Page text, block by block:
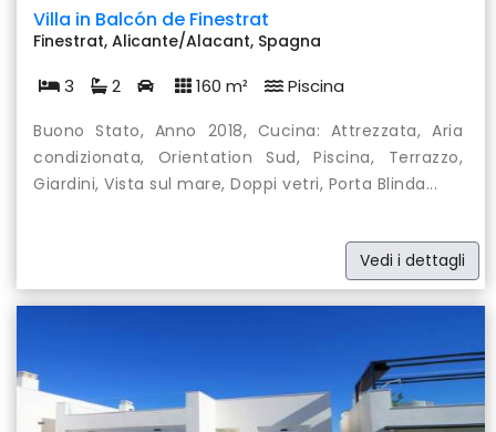
Villa in Balcón de Finestrat
Finestrat, Alicante/Alacant, Spagna
3 2 160 m² Piscina
Buono Stato, Anno 2018, Cucina: Attrezzata, Aria
condizionata, Orientation Sud, Piscina, Terrazzo,
Giardini, Vista sul mare, Doppi vetri, Porta Blinda...
Vedi i dettagli